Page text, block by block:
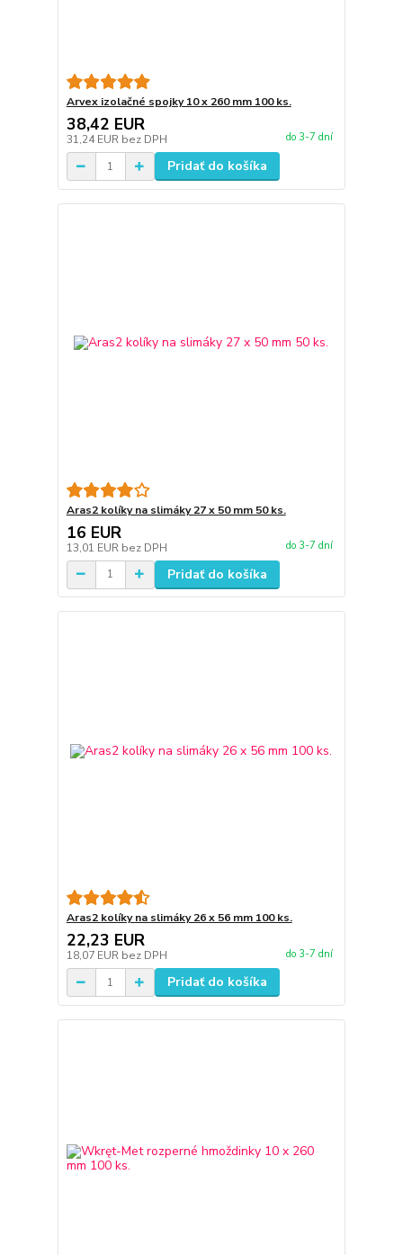
Arvex izolačné spojky 10 x 260 mm 100 ks.
38,42 EUR
31,24 EUR bez DPH do 3-7 dní
Pridať do košíka
Aras2 kolíky na slimáky 27 x 50 mm 50 ks.
16 EUR
13,01 EUR bez DPH do 3-7 dní
Pridať do košíka
Aras2 kolíky na slimáky 26 x 56 mm 100 ks.
22,23 EUR
18,07 EUR bez DPH do 3-7 dní
Pridať do košíka